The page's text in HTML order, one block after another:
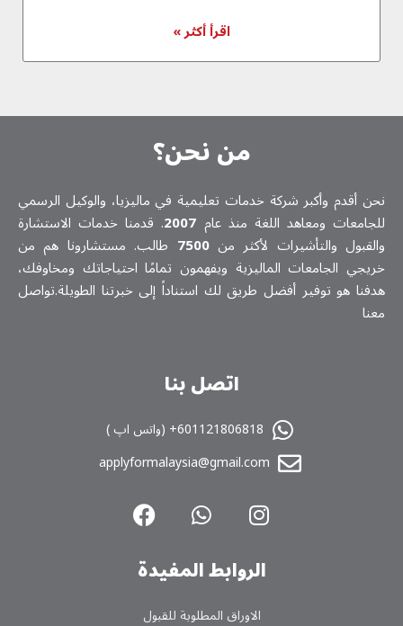
اقرأ أكثر »
من نحن؟
نحن أقدم وأكبر شركة خدمات تعلیمیة في ماليزيا، والوكيل الرسمي
للجامعات ومعاهد اللغة منذ عام 2007. قدمنا خدمات الاستشارة
والقبول والتأشيرات لأكثر من7500 طالب. مستشارونا هم من
خريجي الجامعات الماليزية ويفهمون تمامًا احتياجاتك ومخاوفك،
هدفنا هو توفير أفضل طريق لك استناداً إلى خبرتنا الطويلة.تواصل
معنا
اتصل بنا
601121806818+ (واتس اپ )
applyformalaysia@gmail.com
الروابط المفیدة
الاوراق المطلوبة للقبول